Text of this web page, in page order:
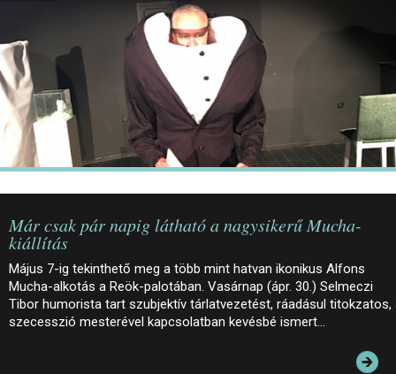
ELÉRHETŐSÉG
PALOTASÉTÁK ÉS VEZETÉSEK
KÖZÉRDEKŰ ADATOK
Már csak pár napig látható a nagysikerű Mucha-
kiállítás
Május 7-ig tekinthető meg a több mint hatvan ikonikus Alfons
Mucha-alkotás a Reök-palotában. Vasárnap (ápr. 30.) Selmeczi
Tibor humorista tart szubjektív tárlatvezetést, ráadásul titokzatos,
szecesszió mesterével kapcsolatban kevésbé ismert…